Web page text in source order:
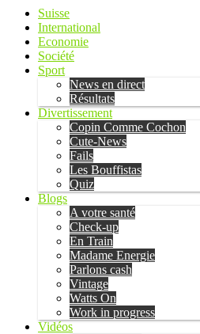
Suisse
International
Economie
Société
Sport
News en direct
Résultats
Divertissement
Copin Comme Cochon
Cute-News
Fails
Les Bouffistas
Quiz
Blogs
A votre santé
Check-up
En Train
Madame Energie
Parlons cash
Vintage
Watts On
Work in progress
Vidéos